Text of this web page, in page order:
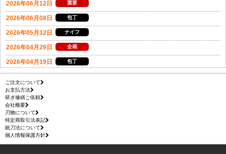
ご注文について
お支払方法
研ぎ修繕ご依頼
会社概要
刃物について
特定商取引法表記
銃刀法について
個人情報保護方針